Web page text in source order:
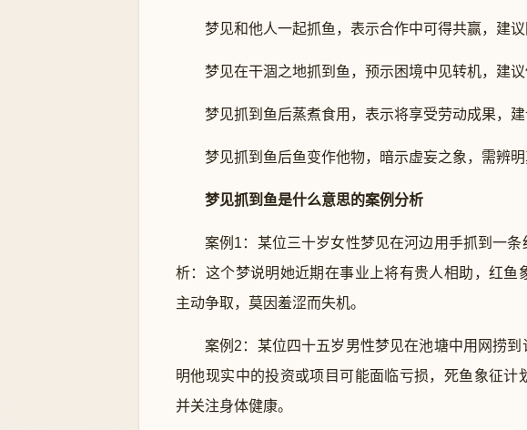
梦见和他人一起抓鱼，表示合作中可得共赢，建议
梦见在干涸之地抓到鱼，预示困境中见转机，建议
梦见抓到鱼后蒸煮食用，表示将享受劳动成果，
梦见抓到鱼后鱼变作他物，暗示虚妄之象，需辨明
梦见抓到鱼是什么意思的案例分析
案例1：某位三十岁女性梦见在河边用手抓到一
析：这个梦说明她近期在事业上将有贵人相助，红
主动争取，莫因羞涩而失机。
案例2：某位四十五岁男性梦见在池塘中用网捞
明他现实中的投资或项目可能面临亏损，死鱼象征计
并关注身体健康。